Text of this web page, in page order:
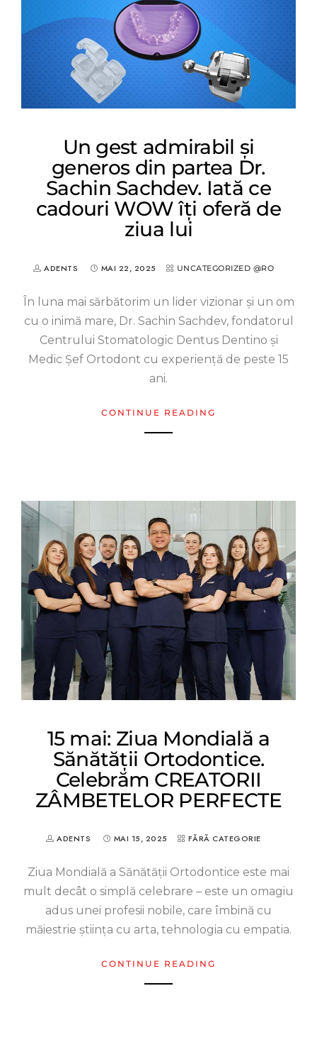
Un gest admirabil și
generos din partea Dr.
Sachin Sachdev. Iată ce
cadouri WOW îți oferă de
ziua lui
ADENTS MAI 22, 2025 UNCATEGORIZED @RO
În luna mai sărbătorim un lider vizionar și un om
cu o inimă mare, Dr. Sachin Sachdev, fondatorul
Centrului Stomatologic Dentus Dentino și
Medic Șef Ortodont cu experiență de peste 15
ani.
CONTINUE READING
15 mai: Ziua Mondială a
Sănătății Ortodontice.
Celebrăm CREATORII
ZÂMBETELOR PERFECTE
ADENTS MAI 15, 2025 FĂRĂ CATEGORIE
Ziua Mondială a Sănătății Ortodontice este mai
mult decât o simplă celebrare – este un omagiu
adus unei profesii nobile, care îmbină cu
măiestrie știința cu arta, tehnologia cu empatia.
CONTINUE READING